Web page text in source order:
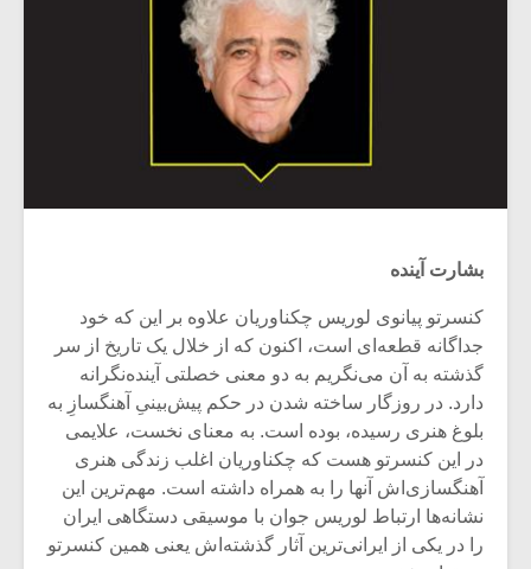
بشارت آینده
کنسرتو پیانوی لوریس چکناوریان علاوه بر این که خود
جداگانه قطعه‌ای است، اکنون که از خلال یک تاریخ از سر
گذشته به آن می‌نگریم به دو معنی خصلتی آینده‌نگرانه
دارد. در روزگار ساخته شدن در حکم پیش‌بینیِ آهنگسازِ به
بلوغ هنری رسیده، بوده است. به معنای نخست، علایمی
در این کنسرتو هست که چکناوریان اغلب زندگی هنری
آهنگسازی‌اش آنها را به همراه داشته است. مهم‌ترین این
نشانه‌ها ارتباط لوریس جوان با موسیقی دستگاهی ایران
را در یکی از ایرانی‌ترین آثار گذشته‌اش یعنی همین کنسرتو